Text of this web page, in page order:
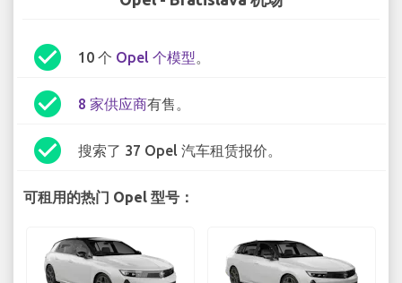
check_circle 10 个 Opel 个模型。
check_circle 8 家供应商有售。
check_circle 搜索了 37 Opel 汽车租赁报价。
可租用的热门 Opel 型号：